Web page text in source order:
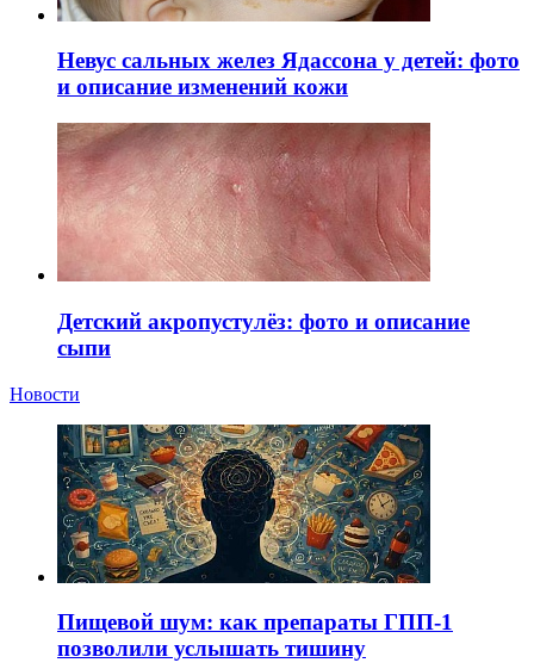
Невус сальных желез Ядассона у детей: фото
и описание изменений кожи
Детский акропустулёз: фото и описание
сыпи
Новости
Пищевой шум: как препараты ГПП-1
позволили услышать тишину